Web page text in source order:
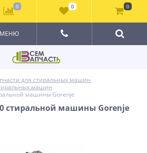
МЕНЮ
для стиральных машин
машин
машины Gorenje
стиральной машины Gorenje
0 0 0